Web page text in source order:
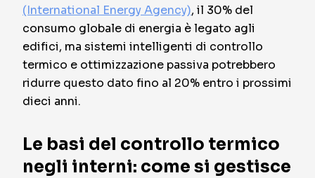
(International Energy Agency), il 30% del
consumo globale di energia è legato agli
edifici, ma sistemi intelligenti di controllo
termico e ottimizzazione passiva potrebbero
ridurre questo dato fino al 20% entro i prossimi
dieci anni.
Le basi del controllo termico
negli interni: come si gestisce